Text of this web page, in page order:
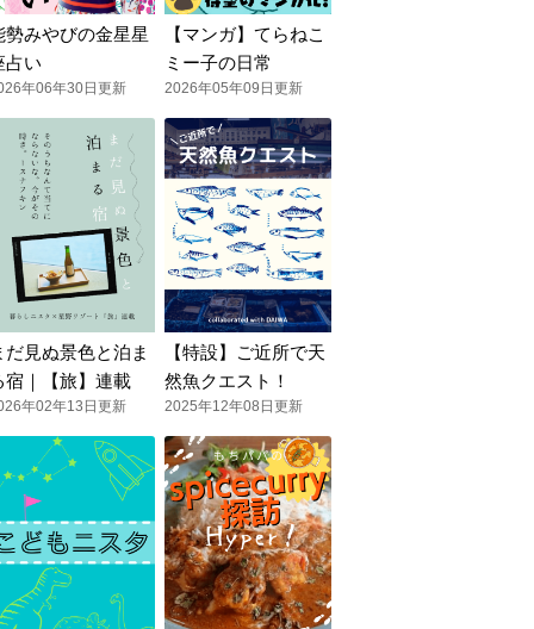
勢みやびの金星星
占い
年06年30日更新
【マンガ】てらねこ
ミー子の日常
2026年05年09日更新
だ見ぬ景色と泊ま
宿｜【旅】連載
年02年13日更新
【特設】ご近所で天
然魚クエスト！
2025年12年08日更新